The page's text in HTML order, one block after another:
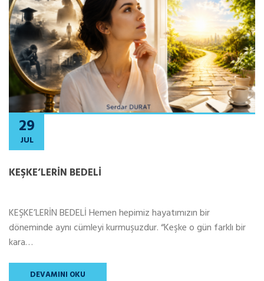
29
JUL
KEŞKE’LERİN BEDELİ
KEŞKE’LERİN BEDELİ Hemen hepimiz hayatımızın bir
döneminde aynı cümleyi kurmuşuzdur. “Keşke o gün farklı bir
kara…
DEVAMINI OKU